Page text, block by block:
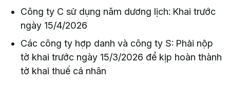
Công ty C sử dụng năm dương lịch: Khai trước
ngày 15/4/2026
Các công ty hợp danh và công ty S: Phải nộp
tờ khai trước ngày 15/3/2026 để kịp hoàn thành
tờ khai thuế cá nhân